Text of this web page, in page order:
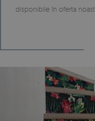
disponibile în oferta